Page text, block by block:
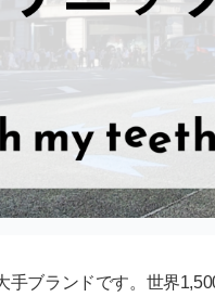
ブランドです。世界